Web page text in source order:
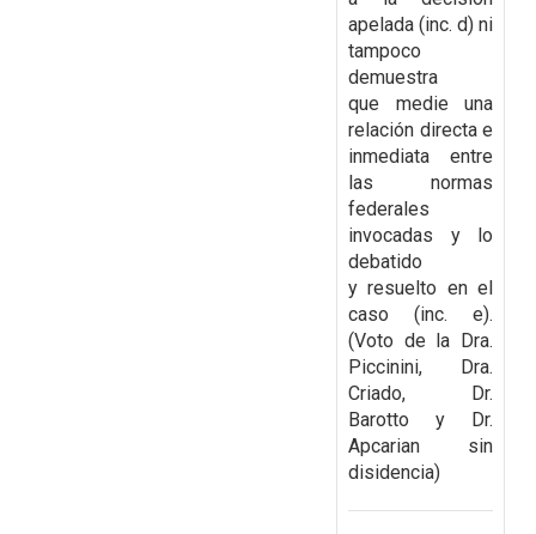
apelada (inc. d) ni
tampoco
demuestra
que medie una
relación directa e
inmediata entre
las normas
federales
invocadas y lo
debatido
yresuelto en el
caso (inc. e).
(Voto de la Dra.
Piccinini, Dra.
Criado, Dr.
Barotto y Dr.
Apcarian sin
disidencia)